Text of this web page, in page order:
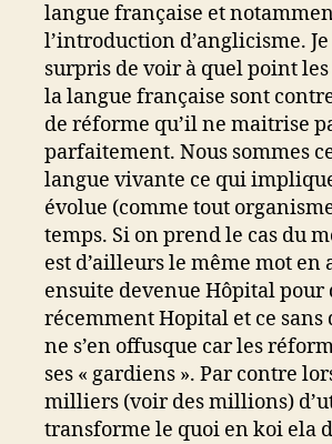
langue française et
l’introduction d’anglicisme. Je
surpris de voir à quel point les
la langue française sont
de réforme qu’il ne maitrise
parfaitement. Nous sommes
langue vivante ce qui
évolue (comme tout
temps. Si on prend le cas du
est d’ailleurs le même mot en
ensuite devenue Hôpital
récemment Hopital et ce sans
ne s’en offusque car les
ses « gardiens ». Par contre
milliers (voir des millions)
transforme le quoi en koi ela